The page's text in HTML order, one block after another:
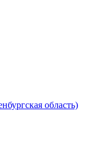
область)